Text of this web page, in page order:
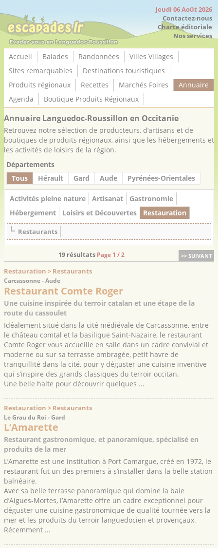
jeudi 06 Août 2026
Contactez-nous
Charte éditoriale
Nos services
Accueil Balades Randonnées
Villes Villages
Sites remarquables
Destinations touristiques
Produits régionaux
Recettes Marchés Foires
Annuaire
Agenda
Boutique Produits Régionaux
Annuaire Languedoc-Roussillon en Occitanie
Retrouvez notre sélection de producteurs, d’artisans et de
boutiques de produits régionaux, ainsi que les hébergements et
les activités de loisirs de la région.
Départements
Tous
Hérault Gard Aude Pyrénées-Orientales
Activités pleine nature Artisanat
Gastronomie
Hébergement
Loisirs et Découvertes Restauration
Restaurants
>> SUIVANT
19 résultats Page 1 / 2
Restauration > Restaurants
Carcassonne - Aude
Restaurant Comte Roger
Une cuisine inspirée du terroir catalan et une étape de la
route du cassoulet
Idéalement situé dans la cité médiévale de Carcassonne, entre
le château comtal et la basilique Saint-Nazaire, le restaurant
Comte Roger vous accueille en salle dans un cadre convivial et
moderne ou sur sa terrasse ombragée, petit havre de
tranquillité dans la cité, pour y déguster une cuisine inventive
qui s’inspire des grands classiques du terroir occitan.
Une belle halte pour découvrir quelques ...
Restauration > Restaurants
Le Grau du Roi - Gard
L’Amarette
Restaurant gastronomique, et panoramique, spécialisé en
produits de la mer
L’Amarette est une institution à Port Camargue, créé en 1972, le
restaurant fut un des premiers à s’installer dans la belle station
balnéaire.
Avec sa belle terrasse panoramique qui domine la baie
d’Aigues-Mortes, l’Amarette offre un cadre exceptionnel pour
déguster une cuisine gastronomique de qualité tournée vers la
mer et les produits du terroir languedocien et provençaux.
Récemment ...